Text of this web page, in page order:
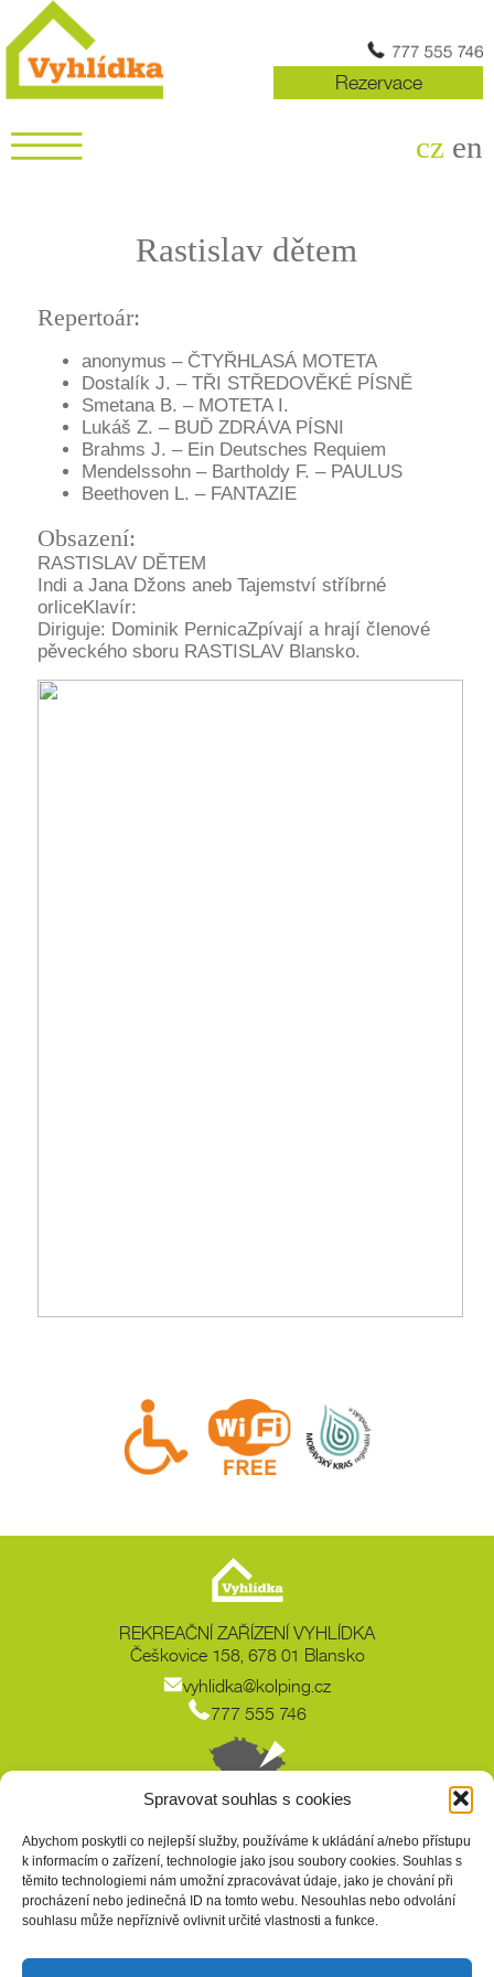
Spravovat souhlas s cookies
Abychom poskytli co nejlepší služby, používáme k ukládání a/nebo přístupu
k informacím o zařízení, technologie jako jsou soubory cookies. Souhlas s
těmito technologiemi nám umožní zpracovávat údaje, jako je chování při
procházení nebo jedinečná ID na tomto webu. Nesouhlas nebo odvolání
souhlasu může nepříznivě ovlivnit určité vlastnosti a funkce.
Rezervace
cz en
Rastislav dětem
Repertoár:
anonymus – ČTYŘHLASÁ MOTETA
Dostalík J. – TŘI STŘEDOVĚKÉ PÍSNĚ
Smetana B. – MOTETA I.
Lukáš Z. – BUĎ ZDRÁVA PÍSNI
Brahms J. – Ein Deutsches Requiem
Mendelssohn – Bartholdy F. – PAULUS
Beethoven L. – FANTAZIE
Obsazení:
RASTISLAV DĚTEM
Indi a Jana Džons aneb Tajemství stříbrné
orliceKlavír:
Diriguje: Dominik PernicaZpívají a hrají členové
pěveckého sboru RASTISLAV Blansko.
REKREAČNÍ ZAŘÍZENÍ VYHLÍDKA
Češkovice 158, 678 01 Blansko
vyhlidka@kolping.cz
777 555 746
Copyright © Kolpingovo dílo ČR 2026
Provozovatelem REKREAČNÍHO ZAŘÍZENÍ VYHLÍDKA je Kolpingovo dílo
„Otevíráme srdce a podáváme lidem pomocnou ruku, aby uměli být sami